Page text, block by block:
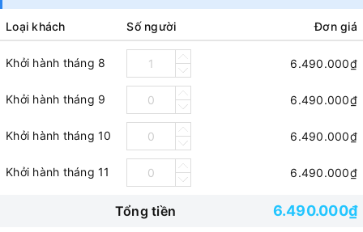
Loại khách Số người Đơn giá
Khởi hành tháng 8 6.490.000₫
Khởi hành tháng 9 6.490.000₫
Khởi hành tháng 10 6.490.000₫
Khởi hành tháng 11 6.490.000₫
Tổng tiền 6.490.000₫